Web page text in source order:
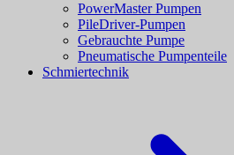
PowerMaster Pumpen
PileDriver-Pumpen
Gebrauchte Pumpe
Pneumatische Pumpenteile
Schmiertechnik